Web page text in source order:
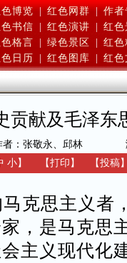
博览 | 红色网群 | 作者
书信 红色演讲
红色
格言 绿色景区
红色
日历 红色图库 红色
贡献及毛泽东
者：张敬永、邱林
小】 【打印 】 【投稿
克思主义者
，是马克思
主义现代化